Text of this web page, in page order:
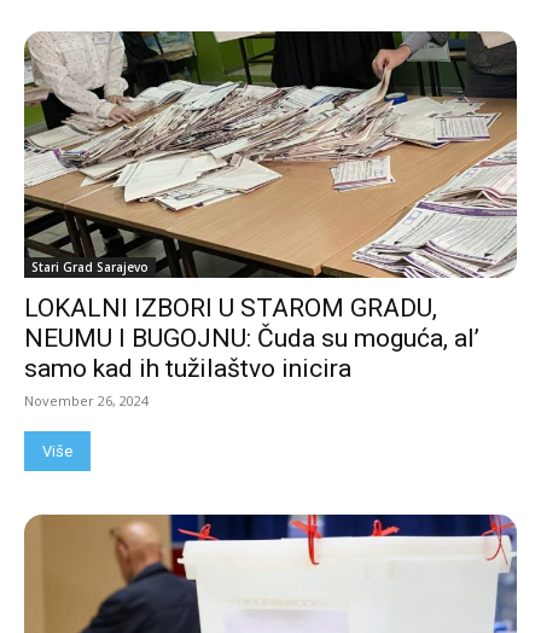
Stari Grad Sarajevo
LOKALNI IZBORI U STAROM GRADU,
NEUMU I BUGOJNU: Čuda su moguća, al’
samo kad ih tužilaštvo inicira
November 26, 2024
Više